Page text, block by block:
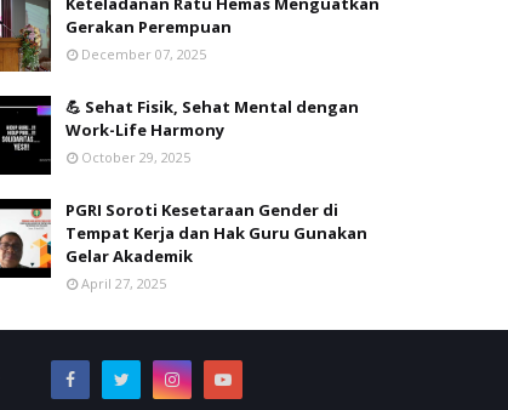
Gerakan Perempuan
December 07, 2025
💪 Sehat Fisik, Sehat Mental dengan
Work-Life Harmony
October 29, 2025
PGRI Soroti Kesetaraan Gender di
Tempat Kerja dan Hak Guru Gunakan
Gelar Akademik
April 27, 2025